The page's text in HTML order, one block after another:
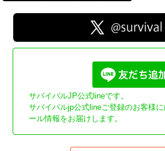
サバイバルJP公式lineです。
サバイバルjp公式lineご登録のお客様
ール情報をお届けします。